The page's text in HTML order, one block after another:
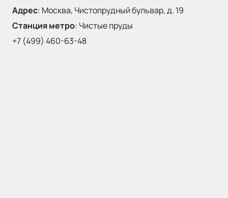
Адрес: Москва, Чистопрудный бульвар, д. 19
Станция метро: Чистые пруды
+7 (499) 460-63-48